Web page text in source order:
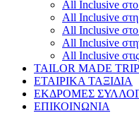
All Inclusive
All Inclusive
All Inclusive
All Inclusive
All Inclusive
TAILOR MADE
ΕΤΑΙΡΙΚΑ ΤΑΞΙΔΙΑ
ΕΚΔΡΟΜΕΣ
ΕΠΙΚΟΙΝΩΝΙΑ